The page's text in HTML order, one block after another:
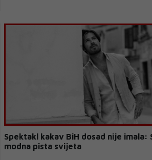
Spektakl kakav BiH dosad nije
modna pista svijeta